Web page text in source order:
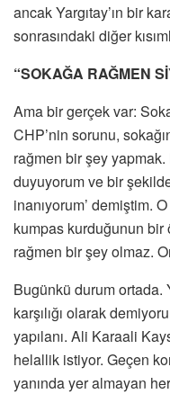
ancak Yargıtay’ın bir
sonrasındaki diğer
“SOKAĞA RAĞMEN
Ama bir gerçek var:
CHP’nin sorunu,
rağmen bir şey
duyuyorum ve bir
inanıyorum’ demiştim.
kumpas kurduğunun bir
rağmen bir şey olmaz.
Bugünkü durum ortada.
karşılığı olarak
yapılanı. Ali Karaali
helallik istiyor. Geçen
yanında yer almayan